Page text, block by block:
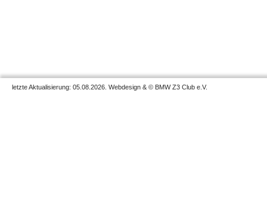
letzte Aktualisierung: 05.08.2026. Webdesign & © BMW Z3 Club e.V.